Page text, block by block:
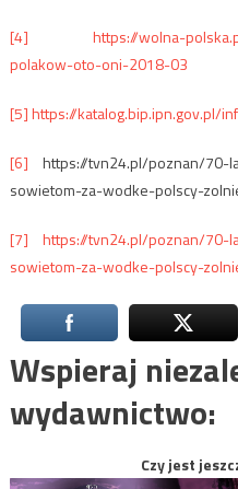
[4]
https://wolna-
polakow-oto-oni-2018-03
[5]https://katalog.bip.ipn.gov.pl/
[6] https://tvn24.pl/poznan/70-
sowietom-za-wodke-polscy-
[7]
https://tvn24.pl/poznan/70-
sowietom-za-wodke-polscy-
Wspieraj
wydawnictwo:
Czy jest